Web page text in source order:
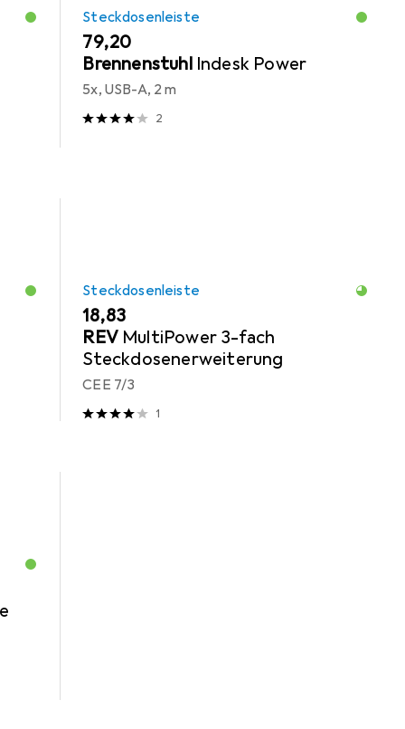
Steckdosenleiste
EUR
79,20
Brennenstuhl Indesk Power
5x, USB-A, 2 m
2
Steckdosenleiste
EUR
18,83
REV MultiPower 3-fach
Steckdosenerweiterung
CEE 7/3
1